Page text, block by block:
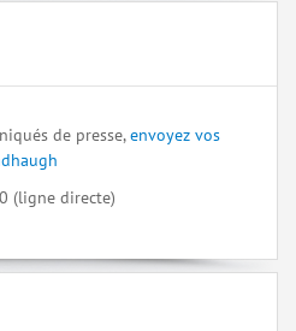
de presse,envoyez vos
(ligne directe)